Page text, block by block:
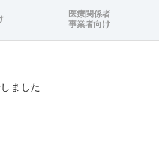
医療関係者
事業者向け
ました